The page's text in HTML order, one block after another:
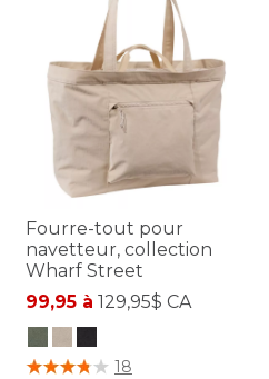
Fourre-tout pour
navetteur, collection
Wharf Street
99,95 à 129,95$ CA
5 sur 5 Évaluation des clients
18